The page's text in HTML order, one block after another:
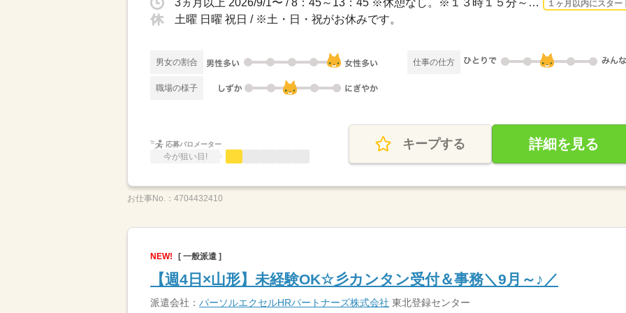
3ヵ月以上 2026/9/1〜 / 8：45～13：45 ※休憩なし。※１３時１５分～１８時１５分の勤... １ヶ月以内にスター
土曜 日曜 祝日 / ※土・日・祝がお休みです。
男女の割合 仕事の仕方
職場の様子
応募バロメーター
今が狙い目!
キープする 詳細を見る
お仕事No.： 4704432410
NEW! [ 一般派遣 ]
【週4日×山形】未経験OK☆彡カンタン受付＆事務＼9月～♪／
派遣会社： パーソルエクセルHRパートナーズ株式会社 東北登録センター